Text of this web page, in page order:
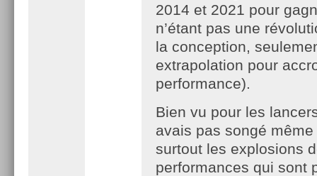
2014 et 2021 pour
n’étant pas une
la conception,
extrapolation pour
performance).
Bien vu pour les
avais pas songé
surtout les explosions
performances qui sont